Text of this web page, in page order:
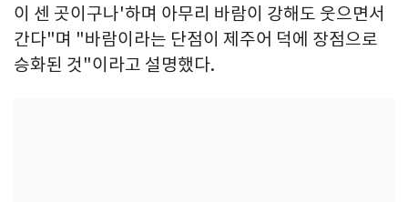
이 센 곳이구나'하며 아무리 바람이 강해도 웃으면서
간다"며 "바람이라는 단점이 제주어 덕에 장점으로
승화된 것"이라고 설명했다.